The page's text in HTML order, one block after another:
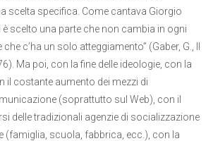
scelta specifica. Come cantava Giorgio
è scelto una parte che non cambia in ogni
c’ha un solo atteggiamento” (Gaber, G., Il
Ma poi, con la fine delle ideologie, con la
il costante aumento dei mezzi di
(soprattutto sul Web), con il
delle tradizionali agenzie di socializzazione
(famiglia, scuola, fabbrica, ecc.), con la